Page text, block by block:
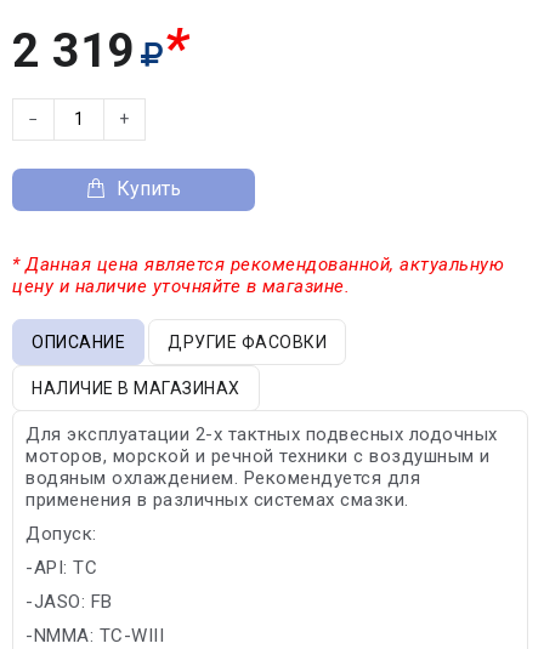
2 319 *
− +
Купить
* Данная цена является рекомендованной, актуальную
цену и наличие уточняйте в магазине.
ОПИСАНИЕ ДРУГИЕ ФАСОВКИ
НАЛИЧИЕ В МАГАЗИНАХ
Для эксплуатации 2-х тактных подвесных лодочных
моторов, морской и речной техники с воздушным и
водяным охлаждением. Рекомендуется для
применения в различных системах смазки.
Допуск:
-API: TC
-JASO: FB
-NMMA: TC-WIII